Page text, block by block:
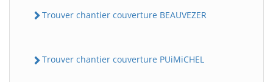
Trouver chantier couverture BEAUVEZER
Trouver chantier couverture PUiMiCHEL